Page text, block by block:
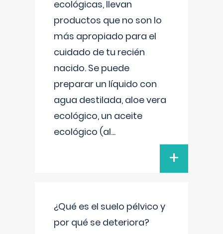
ecológicas, llevan
productos que no son lo
más apropiado para el
cuidado de tu recién
nacido. Se puede
preparar un líquido con
agua destilada, aloe vera
ecológico, un aceite
ecológico (al...
+
¿Qué es el suelo pélvico y
por qué se deteriora?